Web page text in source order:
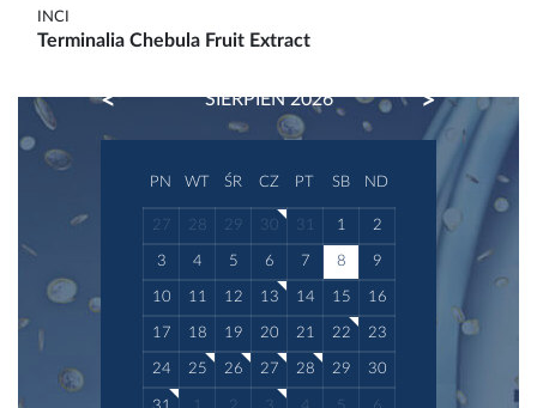
INCI
Terminalia Chebula Fruit Extract
SIERPIEŃ 2026
PREVIOUS NEXT
PN WT ŚR CZ PT SB ND
27 28 29 30 31 1 2
3 4 5 6 7 8 9
10 11 12 13 14 15 16
17 18 19 20 21 22 23
24 25 26 27 28 29 30